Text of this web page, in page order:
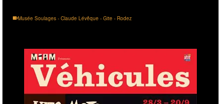
Musée Soulages - Claude Lévêque - Gite - Rodez